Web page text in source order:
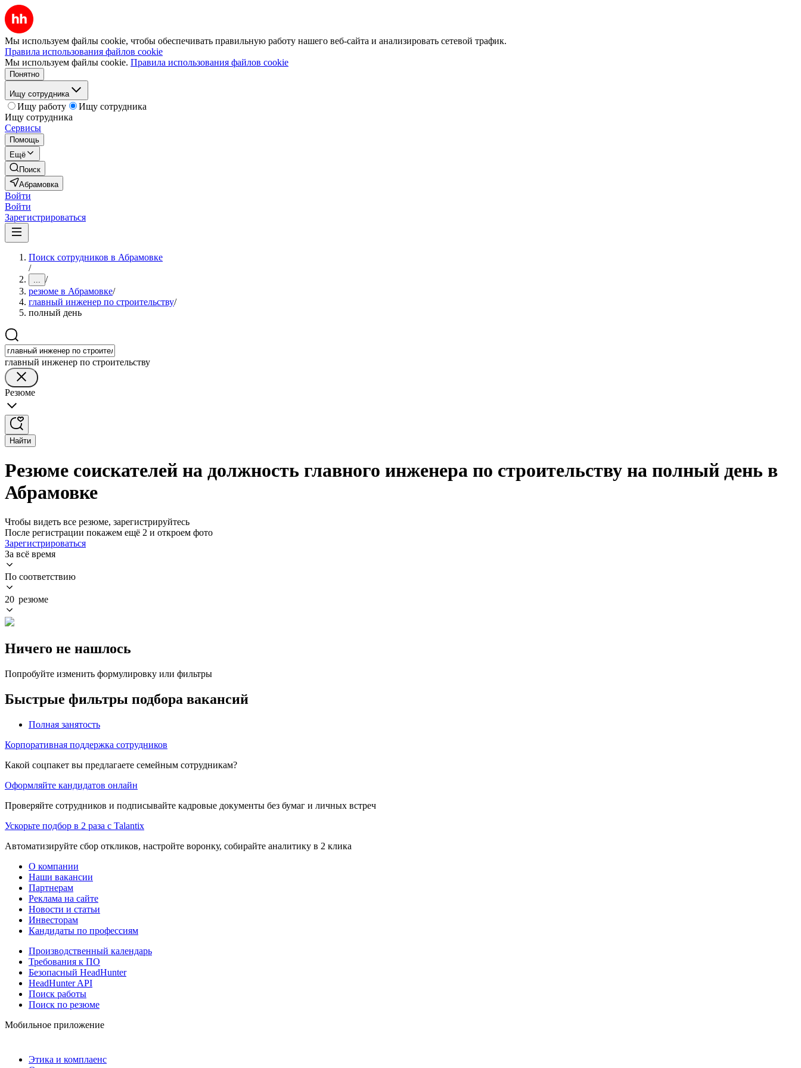
Мы используем файлы cookie, чтобы обеспечивать правильную работу нашего веб-сайта и анализировать сетевой трафик.
Правила использования файлов cookie
Мы используем файлы cookie. Правила использования файлов cookie
Понятно
Ищу сотрудника
Ищу работу
Ищу сотрудника
Ищу сотрудника
Сервисы
Помощь
Ещё
Поиск
Абрамовка
Войти
Войти
Зарегистрироваться
Поиск сотрудников в Абрамовке
/
... /
резюме в Абрамовке/
главный инженер по строительству/
полный день
главный инженер по строительству
Резюме
Найти
Резюме соискателей на должность главного инженера по строительству на полный день в
Абрамовке
Чтобы видеть все резюме, зарегистрируйтесь
После регистрации покажем ещё 2 и откроем фото
Зарегистрироваться
За всё время
По соответствию
20 резюме
Ничего не нашлось
Попробуйте изменить формулировку или фильтры
Быстрые фильтры подбора вакансий
Полная занятость
Корпоративная поддержка сотрудников
Какой соцпакет вы предлагаете семейным сотрудникам?
Оформляйте кандидатов онлайн
Проверяйте сотрудников и подписывайте кадровые документы без бумаг и личных встреч
Ускорьте подбор в 2 раза с Talantix
Автоматизируйте сбор откликов, настройте воронку, собирайте аналитику в 2 клика
О компании
Наши вакансии
Партнерам
Реклама на сайте
Новости и статьи
Инвесторам
Кандидаты по профессиям
Производственный календарь
Требования к ПО
Безопасный HeadHunter
HeadHunter API
Поиск работы
Поиск по резюме
Мобильное приложение
Этика и комплаенс